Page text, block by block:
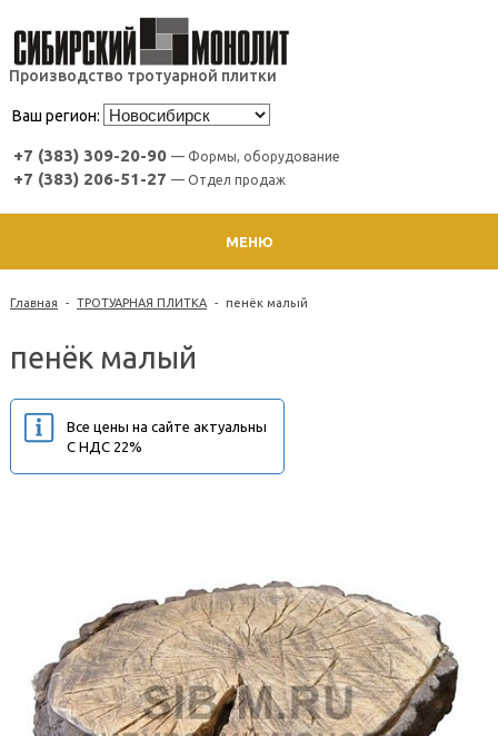
Производство тротуарной плитки
Ваш регион:
+7 (383) 309-20-90 — Формы, оборудование
+7 (383) 206-51-27 — Отдел продаж
МЕНЮ
Главная - ТРОТУАРНАЯ ПЛИТКА - пенёк малый
пенёк малый
Все цены на сайте актуальны
С НДС 22%